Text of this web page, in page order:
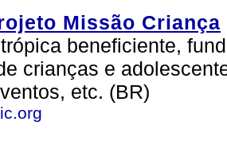
Missão Criança
beneficiente,
crianças e
etc. (BR)